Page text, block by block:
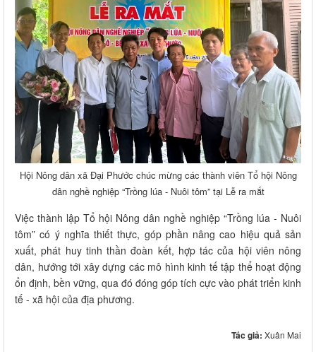
Hội Nông dân xã Đại Phước chúc mừng các thành viên Tổ hội Nông
dân nghề nghiệp “Trồng lúa - Nuôi tôm” tại Lễ ra mắt
Việc thành lập Tổ hội Nông dân nghề nghiệp “Trồng lúa - Nuôi
tôm” có ý nghĩa thiết thực, góp phần nâng cao hiệu quả sản
xuất, phát huy tinh thần đoàn kết, hợp tác của hội viên nông
dân, hướng tới xây dựng các mô hình kinh tế tập thể hoạt động
ổn định, bền vững, qua đó đóng góp tích cực vào phát triển kinh
tế - xã hội của địa phương.
Tác giả: Xuân Mai